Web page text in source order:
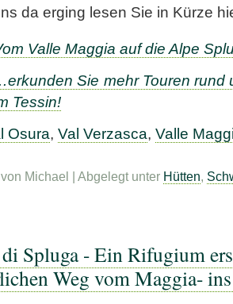
da erging lesen Sie in Kürze
Valle Maggia auf die Alpe
Sie mehr Touren rund
Tessin!
Osura, Val Verzasca, Valle
Michael | Abgelegt unter Hütten,
Spluga - Ein Rifugium
Weg vom Maggia-